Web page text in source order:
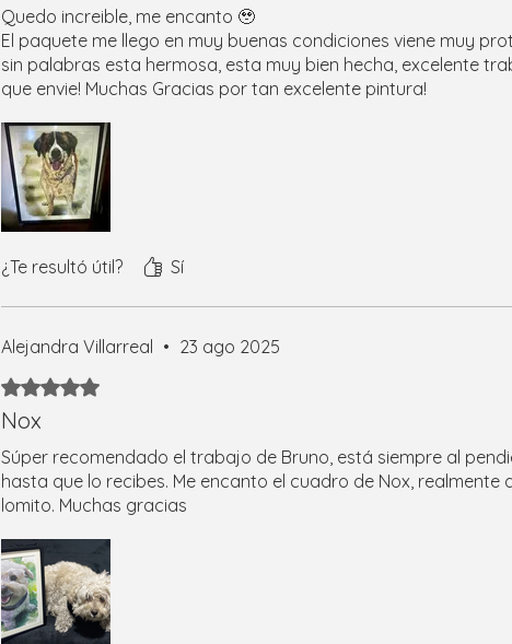
Quedo increible, me encanto 🥹
El paquete me llego en muy buenas condiciones viene muy
sin palabras esta hermosa, esta muy bien hecha, excelente
que envie! Muchas Gracias por tan excelente pintura!
¿Te resultó útil? Sí
Alejandra Villarreal • 23 ago 2025
Obtuvo 5 de 5 estrellas.
Nox
Súper recomendado el trabajo de Bruno, está siempre al
hasta que lo recibes. Me encanto el cuadro de Nox,
lomito. Muchas gracias